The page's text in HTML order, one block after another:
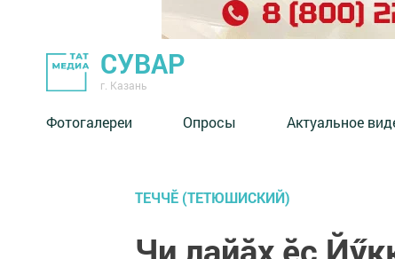
СУВАР
г. Казань
Фотогалереи Опросы Актуальное
ТЕЧЧӖ (ТЕТЮШИСКИЙ)
Чи лайăх ӗç